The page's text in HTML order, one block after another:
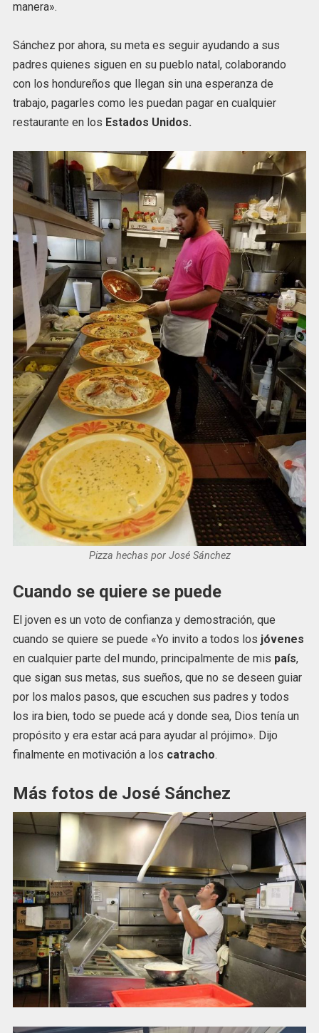
manera».
Sánchez por ahora, su meta es seguir ayudando a sus
padres quienes siguen en su pueblo natal, colaborando
con los hondureños que llegan sin una esperanza de
trabajo, pagarles como les puedan pagar en cualquier
restaurante en los Estados Unidos.
Pizza hechas por José Sánchez
Cuando se quiere se puede
El joven es un voto de confianza y demostración, que
cuando se quiere se puede «Yo invito a todos los jóvenes
en cualquier parte del mundo, principalmente de mis país,
que sigan sus metas, sus sueños, que no se deseen guiar
por los malos pasos, que escuchen sus padres y todos
los ira bien, todo se puede acá y donde sea, Dios tenía un
propósito y era estar acá para ayudar al prójimo». Dijo
finalmente en motivación a los catracho.
Más fotos de José Sánchez